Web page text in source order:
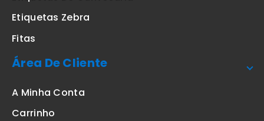
Etiquetas Zebra
Fitas
Área De Cliente
A Minha Conta
Carrinho